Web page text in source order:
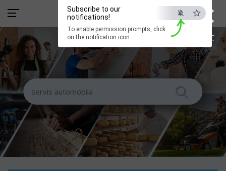
×
ESC
Subscribe to our
notifications!
To enable permission prompts, click
on the notification icon